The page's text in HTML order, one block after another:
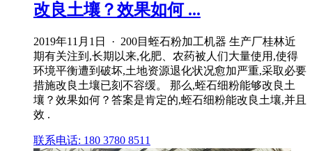
改良土壤？效果如何 ...
2019年11月1日 · 200目蛭石粉加工机器 生产厂桂林近
期有关注到,长期以来,化肥、农药被人们大量使用,使得
环境平衡遭到破坏,土地资源退化状况愈加严重,采取必要
措施改良土壤已刻不容缓。 那么,蛭石细粉能够改良土
壤？效果如何？答案是肯定的,蛭石细粉能改良土壤,并且
效 .
联系电话: 180 3780 8511